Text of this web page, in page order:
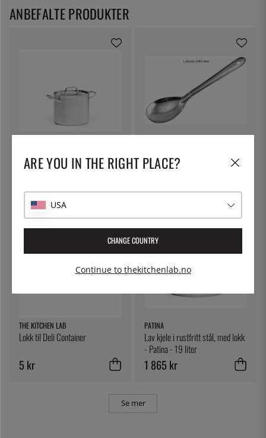
Høy kjele i rustfritt stål, med lokk
- Patina - 9 liter
978 kr
Gastroskje/serveringsskje
76 kr
THE KITCHEN LAB
Lokk til Deli Container
5 kr
PATINA
Lav kjele i rustfritt stål, med lokk
- Patina - 19 liter
1 865 kr
Se mer
ANBEFALTE PRODUKTER
ARE YOU IN THE RIGHT PLACE?
USA
CHANGE COUNTRY
Continue to thekitchenlab.no